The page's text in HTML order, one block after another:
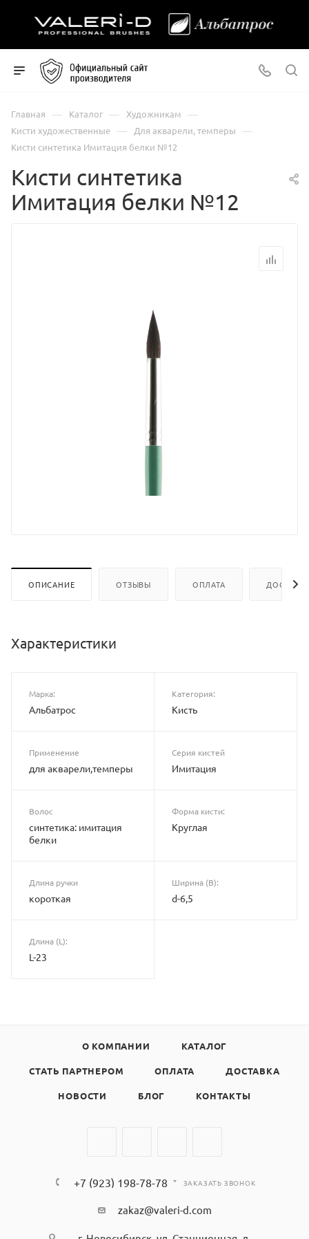
Главная — Каталог — Художникам —
Кисти художественные — Для акварели, темперы —
Кисти синтетика Имитация белки №12
Кисти синтетика
Имитация белки №12
ОПИСАНИЕ ОТЗЫВЫ ОПЛАТА
Характеристики
Марка:
Альбатрос
Категория:
Кисть
Применение
для акварели,темперы
Серия кистей
Имитация
Волос
синтетика: имитация
белки
Форма кисти:
Круглая
Длина ручки
короткая
Ширина (B):
d-6,5
Длина (L):
L-23
О КОМПАНИИ КАТАЛОГ
СТАТЬ ПАРТНЕРОМ ОПЛАТА ДОСТАВКА
НОВОСТИ БЛОГ КОНТАКТЫ
+7 (923) 198-78-78 ЗАКАЗАТЬ ЗВОНОК
zakaz@valeri-d.com